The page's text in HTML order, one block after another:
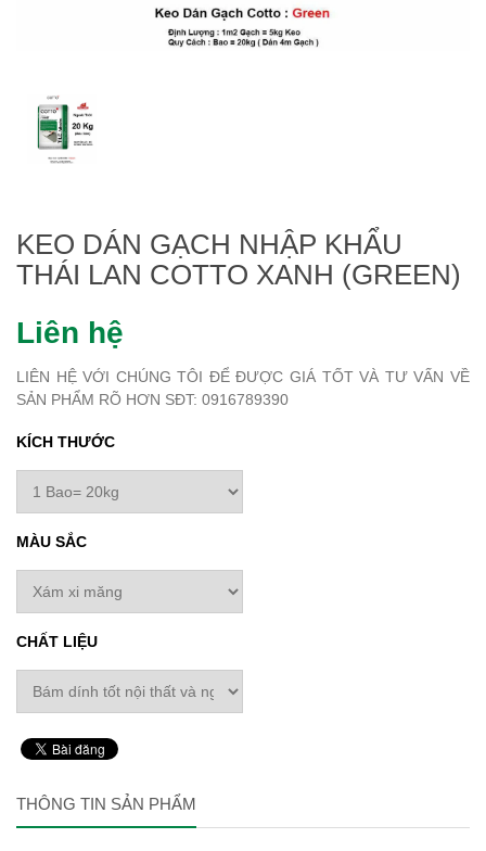
KEO DÁN GẠCH NHẬP KHẨU
THÁI LAN COTTO XANH (GREEN)
Liên hệ
LIÊN HỆ VỚI CHÚNG TÔI ĐỂ ĐƯỢC GIÁ TỐT VÀ TƯ VẤN VỀ
SẢN PHẨM RÕ HƠN SĐT: 0916789390
KÍCH THƯỚC
MÀU SẮC
CHẤT LIỆU
THÔNG TIN SẢN PHẨM